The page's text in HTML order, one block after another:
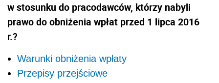
w stosunku do pracodawców, którzy nabyli
prawo do obniżenia wpłat przed 1 lipca 2016
r.?
Warunki obniżenia wpłaty
Przepisy przejściowe